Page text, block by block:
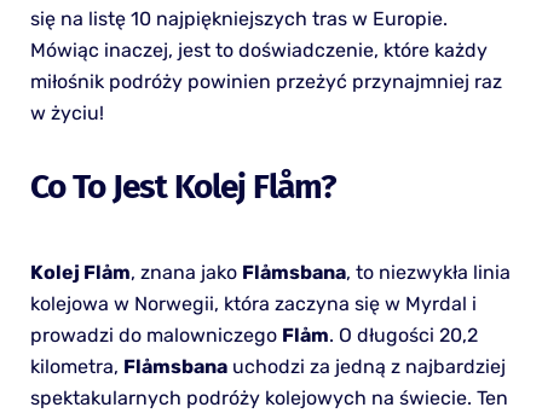
się na listę 10 najpiękniejszych tras w Europie.
Mówiąc inaczej, jest to doświadczenie, które każdy
miłośnik podróży powinien przeżyć przynajmniej raz
w życiu!
Co To Jest Kolej Flåm?
Kolej Flåm, znana jako Flåmsbana, to niezwykła linia
kolejowa w Norwegii, która zaczyna się w Myrdal i
prowadzi do malowniczego Flåm. O długości 20,2
kilometra, Flåmsbanauchodzi za jedną z najbardziej
spektakularnych podróży kolejowych na świecie. Ten